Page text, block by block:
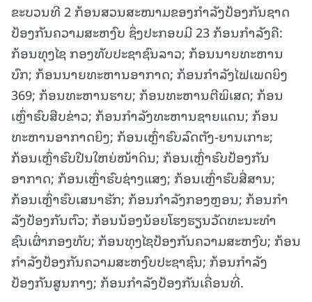
ຂະບວນທີ 2 ກ້ອນສວນສະໜາມຂອງກຳລັງປ້ອງກັນຊາດ
ປ້ອງກັນຄວາມສະຫງົບ ຊຶ່ງປະກອບມີ 23 ກ້ອນກໍາລັງຄື:
ກ້ອນທຸງໄຊ ກອງທັບປະຊາຊົນລາວ; ກ້ອນນາຍທະຫານ
ບົກ; ກ້ອນນາຍທະຫານອາກາດ; ກ້ອນກໍາລັງໄຟເພດຍິງ
369; ກ້ອນທະຫານຮາບ; ກ້ອນທະຫານຕີພິເສດ; ກ້ອນ
ເຫຼົ່າຮົບສືບຂ່າວ; ກ້ອນກໍາລັງທະຫານຊາຍແດນ; ກ້ອນ
ທະຫານອາກາດຍິງ; ກ້ອນເຫຼົ່າຮົບລົດຕັງ-ຍານເກາະ;
ກ້ອນເຫຼົ່າຮົບປືນໃຫຍ່ໜ້າດິນ; ກ້ອນເຫຼົ່າຮົບປ້ອງກັນ
ອາກາດ; ກ້ອນເຫຼົ່າຮົບຊ່າງແສງ; ກ້ອນເຫຼົ່າຮົບສື່ສານ;
ກ້ອນເຫຼົ່າຮົບເສນາຮັກ; ກ້ອນກໍາລັງກອງຫຼອນ; ກ້ອນກໍາ
ລັງປ້ອງກັນຕົວ; ກ້ອນນ້ອງນ້ອຍໂຮງຮຽນວັດທະນະທໍາ
ຊົນເຜົ່າກອງທັບ; ກ້ອນທຸງໄຊປ້ອງກັນຄວາມສະຫງົບ; ກ້ອນ
ກໍາລັງປ້ອງກັນຄວາມສະຫງົບປະຊາຊົນ; ກ້ອນກໍາລັງ
ປ້ອງກັນສູນກາງ; ກ້ອນກໍາລັງປ້ອງກັນເຄື່ອນທີ່.